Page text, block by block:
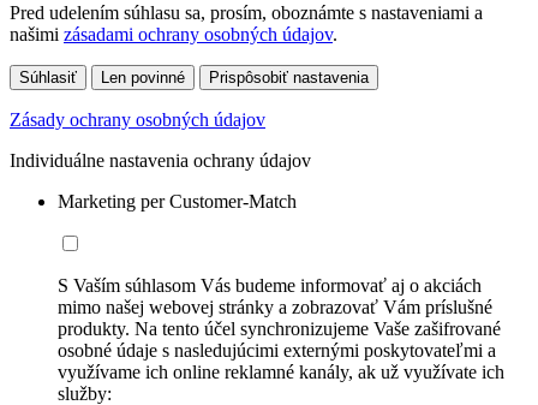
Pred udelením súhlasu sa, prosím, oboznámte s nastaveniami a
našimi zásadami ochrany osobných údajov.
Súhlasiť Len povinné Prispôsobiť nastavenia
Zásady ochrany osobných údajov
Individuálne nastavenia ochrany údajov
Marketing per Customer-Match
S Vaším súhlasom Vás budeme informovať aj o akciách
mimo našej webovej stránky a zobrazovať Vám príslušné
produkty. Na tento účel synchronizujeme Vaše zašifrované
osobné údaje s nasledujúcimi externými poskytovateľmi a
využívame ich online reklamné kanály, ak už využívate ich
služby: